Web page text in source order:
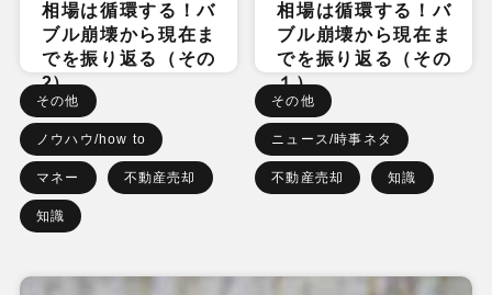
相場は循環する！バ
ブル崩壊から現在ま
でを振り返る（その
2）
その他
ノウハウ/how to
マネー 不動産売却
知識
相場は循環する！バ
ブル崩壊から現在ま
でを振り返る（その
１）
その他
ニュース/時事ネタ
不動産売却 知識